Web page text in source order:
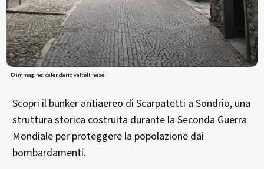
© immagine: calendario valtellinese
Scopri il bunker antiaereo di Scarpatetti a Sondrio, una
struttura storica costruita durante la Seconda Guerra
Mondiale per proteggere la popolazione dai
bombardamenti.